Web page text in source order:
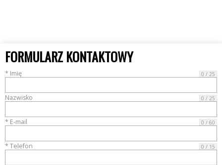
FORMULARZ KONTAKTOWY
* Imię 0 / 25
Nazwisko 0 / 25
* E-mail 0 / 60
* Telefon 0 / 15